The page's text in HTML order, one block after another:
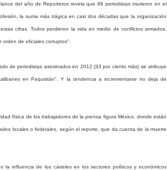
del año de Reporteros revela que 88 periodistas murieron en el
la suma más trágica en casi dos décadas que la organización
cifras. Todos perdieron la vida en medio de conflictos armados,
de oficiales corruptos".
de periodistas asesinados en 2012 (33 por ciento más) se atribuye
en Paquistán". Y la tendencia a incrementarse no deja de
física de los trabajadores de la prensa figura México, donde están
locales o federales, según el reporte, que da cuenta de la muerte
la influencia de los cárteles en los sectores políticos y económicos